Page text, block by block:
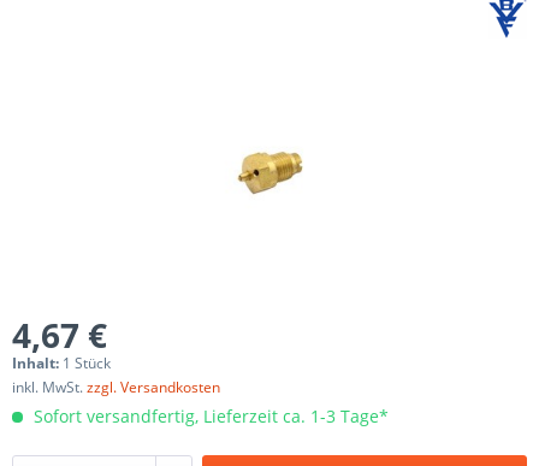
4,67 €
Inhalt: 1 Stück
inkl. MwSt.zzgl. Versandkosten
Sofort versandfertig, Lieferzeit ca. 1-3 Tage*